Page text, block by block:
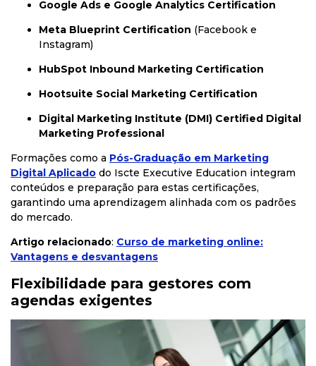
Google Ads e Google Analytics Certification
Meta Blueprint Certification (Facebook e
Instagram)
HubSpot Inbound Marketing Certification
Hootsuite Social Marketing Certification
Digital Marketing Institute (DMI) Certified Digital
Marketing Professional
Formações como a Pós-Graduação em Marketing
Digital Aplicado do Iscte Executive Education integram
conteúdos e preparação para estas certificações,
garantindo uma aprendizagem alinhada com os padrões
do mercado.
Artigo relacionado: Curso de marketing online:
Vantagens e desvantagens
Flexibilidade para gestores com
agendas exigentes